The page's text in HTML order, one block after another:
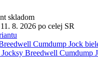
skladom
8. 2026 po celej SR
Jocksy Breedwell Cumdump